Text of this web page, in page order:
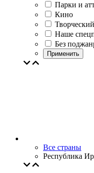
Парки и
Кино
Наше
Без
Применить
Все страны
Республика